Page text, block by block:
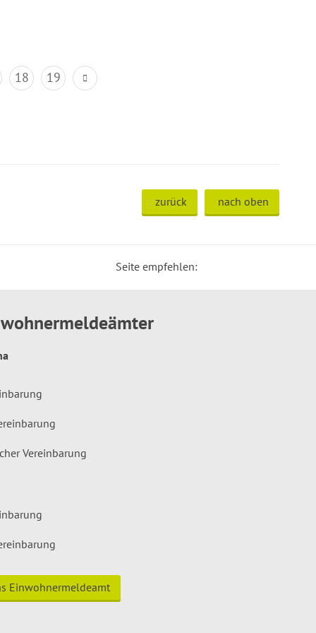
18 19
zurück nach oben
Seite empfehlen:
Vereinbarung
Einwohnermeldeamt